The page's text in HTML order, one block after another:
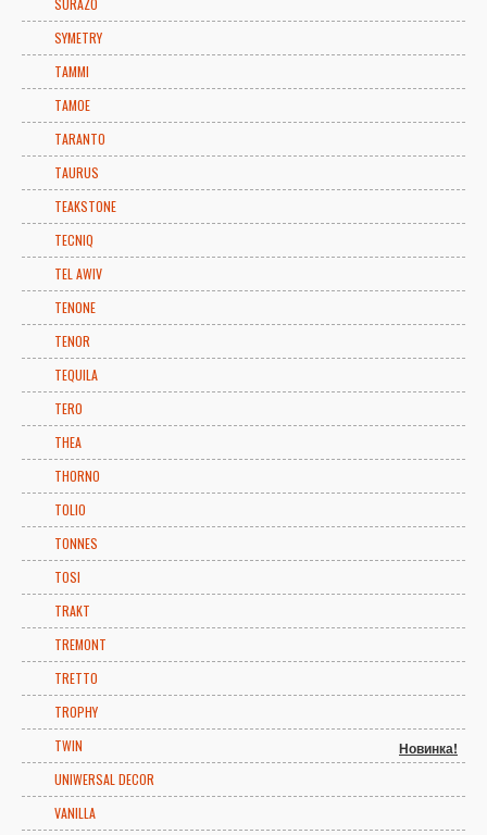
SYMETRY
TAMMI
TAMOE
TARANTO
TAURUS
TEAKSTONE
TECNIQ
TEL AWIV
TENONE
TENOR
TEQUILA
TERO
THEA
THORNO
TOLIO
TONNES
TOSI
TRAKT
TREMONT
TRETTO
TROPHY
TWIN
Новинка!
UNIWERSAL DECOR
VANILLA